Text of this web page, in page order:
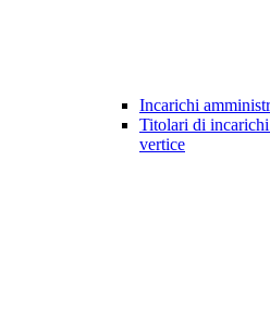
Incarichi
Titolari di
vertice